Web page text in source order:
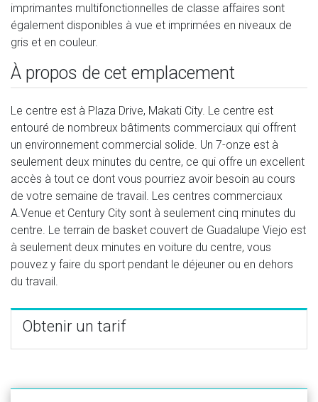
imprimantes multifonctionnelles de classe affaires sont
également disponibles à vue et imprimées en niveaux de
gris et en couleur.
À propos de cet emplacement
Le centre est à Plaza Drive, Makati City. Le centre est
entouré de nombreux bâtiments commerciaux qui offrent
un environnement commercial solide. Un 7-onze est à
seulement deux minutes du centre, ce qui offre un excellent
accès à tout ce dont vous pourriez avoir besoin au cours
de votre semaine de travail. Les centres commerciaux
A.Venue et Century City sont à seulement cinq minutes du
centre. Le terrain de basket couvert de Guadalupe Viejo est
à seulement deux minutes en voiture du centre, vous
pouvez y faire du sport pendant le déjeuner ou en dehors
du travail.
Obtenir un tarif